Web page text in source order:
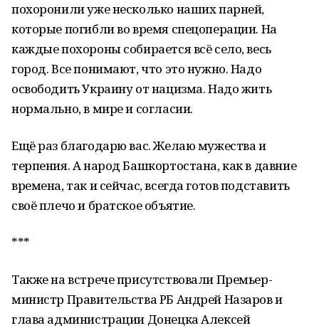
похоронили уже несколько наших парней,
которые погибли во время спецоперации. На
каждые похороны собирается всё село, весь
город. Все понимают, что это нужно. Надо
освободить Украину от нацизма. Надо жить
нормально, в мире и согласии.
Ещё раз благодарю вас. Желаю мужества и
терпения. А народ Башкортостана, как в давние
времена, так и сейчас, всегда готов подставить
своё плечо и братское объятие.
***
Также на встрече присутствовали Премьер-
министр Правительства РБ Андрей Назаров и
глава администрации Донецка Алексей